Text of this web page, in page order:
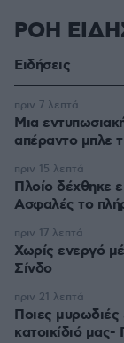
ΡΟΗ
Ειδήσεις
Μια
απέραντο μπλε
πριν 7 λεπτά
Πλοίο δέχθηκε
Ασφαλές το
πριν 15 λεπτά
Χωρίς ενεργό
Σίνδο
πριν 17 λεπτά
Ποιες μυρωδιές
κατοικίδιό μας-
πριν 21 λεπτά